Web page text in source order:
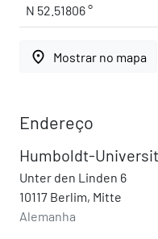
N 52.51806 °
place Mostrar no mapa
Endereço
Humboldt-
Unter den Linden 6
10117 Berlim, Mitte
Alemanha